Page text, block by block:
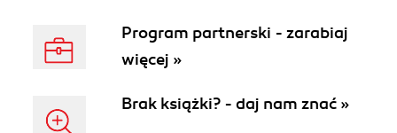
Program partnerski - zarabiaj
więcej »
Brak książki? - daj nam znać »